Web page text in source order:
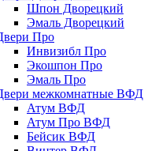
Шпон Дворецкий
Эмаль Дворецкий
Про
Инвизибл Про
Экошпон Про
Эмаль Про
межкомнатные ВФД
Атум ВФД
Атум Про ВФД
Бейсик ВФД